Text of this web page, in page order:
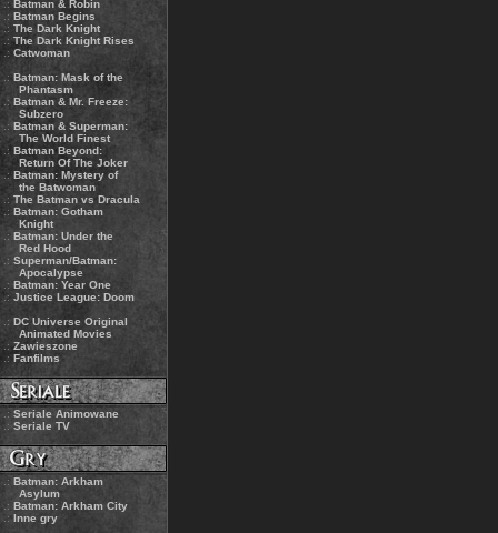
.: Batman & Robin
.: Batman Begins
.: The Dark Knight
.: The Dark Knight Rises
.: Catwoman
.:Batman: Mask of the
Phantasm
.: Batman & Mr. Freeze:
Subzero
.: Batman & Superman:
The World Finest
.: Batman Beyond:
Return Of The Joker
.: Batman: Mystery of
the Batwoman
.: The Batman vs Dracula
.: Batman: Gotham
Knight
.: Batman: Under the
Red Hood
.: Superman/Batman:
Apocalypse
.: Batman: Year One
.: Justice League: Doom
.: DC Universe Original
Animated Movies
.: Zawieszone
.: Fanfilms
.: Seriale Animowane
.: Seriale TV
.: Batman: Arkham
Asylum
.: Batman: Arkham City
.:Inne gry